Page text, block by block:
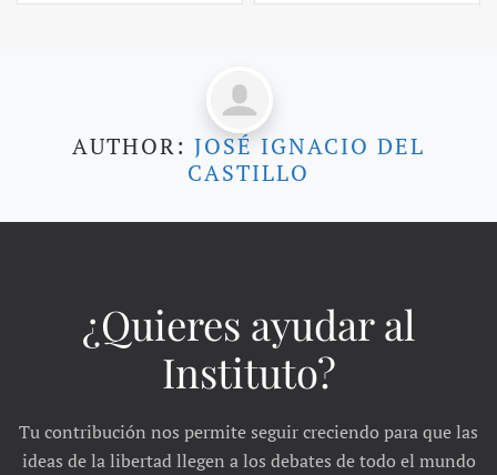
AUTHOR: JOSÉ IGNACIO DEL
CASTILLO
¿Quieres ayudar al
Instituto?
Tu contribución nos permite seguir creciendo para que las
ideas de la libertad llegen a los debates de todo el mundo